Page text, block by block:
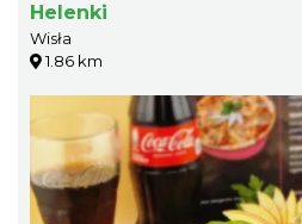
Helenki
Wisła
1.86 km